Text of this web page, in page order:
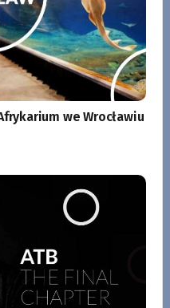
we Wrocławiu